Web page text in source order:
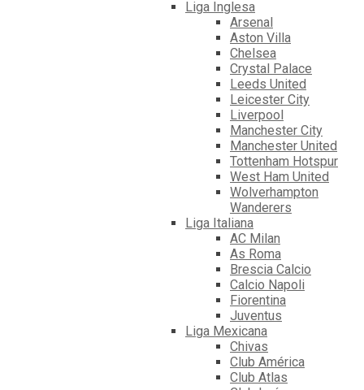
Liga Inglesa
Arsenal
Aston Villa
Chelsea
Crystal Palace
Leeds United
Leicester City
Liverpool
Manchester City
Manchester United
Tottenham Hotspur
West Ham United
Wolverhampton
Wanderers
Liga Italiana
AC Milan
As Roma
Brescia Calcio
Calcio Napoli
Fiorentina
Juventus
Liga Mexicana
Chivas
Club América
Club Atlas